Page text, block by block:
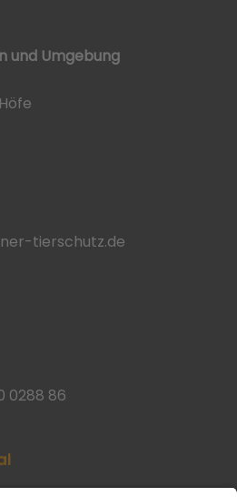
und Umgebung
tierschutz.de
0288 86